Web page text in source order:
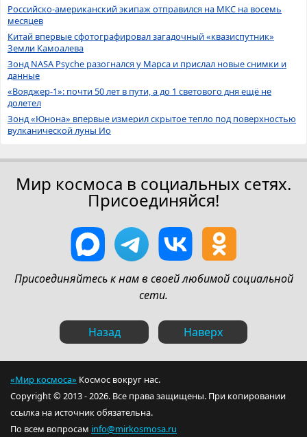
Российско-американский экипаж отправился на МКС на восемь
месяцев
Китай впервые сфотографировал загадочный «квазиспутник»
Земли Камоалева
Зонд NASA Psyche разогнался у Марса и прислал новые снимки и
данные
«Вояджер-1»: почти 50 лет в пути, а до 1 светового дня ещё не
долетел
Зонд «Юнона» впервые измерил скрытое тепло под поверхностью
вулканической луны Ио
Мир космоса в социальных сетях.
Присоединяйся!
Присоединяйтесь к нам в своей любимой социальной
сети.
Назад Наверх
«Мир космоса» Космос вокруг нас.
Copyright © 2013 - 2026. Все права защищены. При копировании
ссылка на источник обязательна.
По всем вопросам info@mirkosmosa.ru